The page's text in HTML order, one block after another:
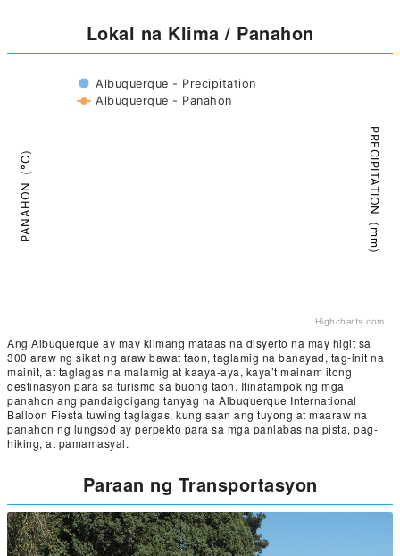
Lokal na Klima / Panahon
PANAHON（°C） PRECIPITATION（mm）
Albuquerque - Precipitation
Albuquerque - Panahon
Highcharts.com
Ang Albuquerque ay may klimang mataas na disyerto na may higit sa
300 araw ng sikat ng araw bawat taon, taglamig na banayad, tag-init na
mainit, at taglagas na malamig at kaaya-aya, kaya’t mainam itong
destinasyon para sa turismo sa buong taon. Itinatampok ng mga
panahon ang pandaigdigang tanyag na Albuquerque International
Balloon Fiesta tuwing taglagas, kung saan ang tuyong at maaraw na
panahon ng lungsod ay perpekto para sa mga panlabas na pista, pag-
hiking, at pamamasyal.
Paraan ng Transportasyon